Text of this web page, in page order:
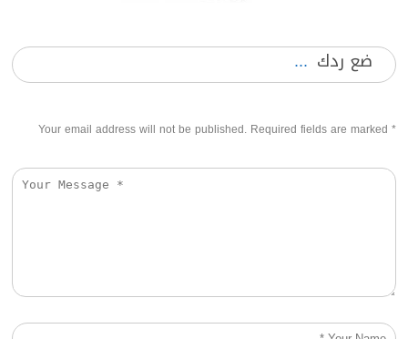
ضع ردك
Your email address will not be published. Required fields are marked *